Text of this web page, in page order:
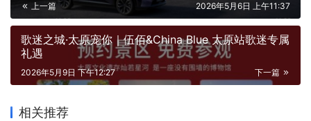
上一篇 2026年5月6日 上午11:37
歌迷之城·太原宠你｜伍佰&China Blue 太原站歌迷专属
礼遇
下一篇
2026年5月9日 下午12:27
相关推荐